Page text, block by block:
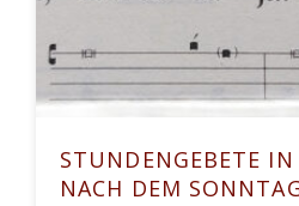
STUNDENGEBETE IN
NACH DEM